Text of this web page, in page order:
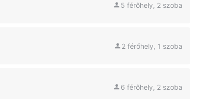
5 férőhely, 2 szoba
2 férőhely, 1 szoba
6 férőhely, 2 szoba